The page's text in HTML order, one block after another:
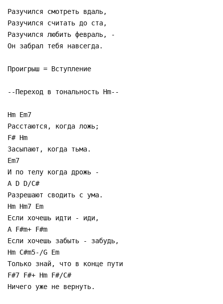
Разучился смотреть вдаль,
Разучился считать до ста,
Разучился любить февраль, -
Он забрал тебя навсегда.
Проигрыш = Вступление
--Переход в тональность Hm--
Hm Em7
Расстаются, когда ложь;
F# Hm
Засыпают, когда тьма.
Em7
И по телу когда дрожь -
A D D/C#
Разрешают сводить с ума.
Hm Hm7 Em
Если хочешь идти - иди,
A F#m+ F#m
Если хочешь забыть - забудь,
Hm C#m5-/G Em
Только знай, что в конце пути
F#7 F#+ Hm F#/C#
Ничего уже не вернуть.